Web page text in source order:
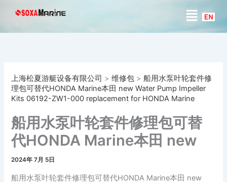
菜
单
上海松夏游艇设备有限公司 >维修包 >船用水泵叶轮套件修
理包可替代HONDA Marine本田 new Water Pump Impeller
Kits 06192-ZW1-000 replacement for HONDA Marine
船用水泵叶轮套件修理包可替
代HONDA Marine本田 new
Water Pump Impeller Kits
06192-ZW1-000
2024年 7月 5日
船用水泵叶轮套件修理包可替代HONDA Marine本田 new
索